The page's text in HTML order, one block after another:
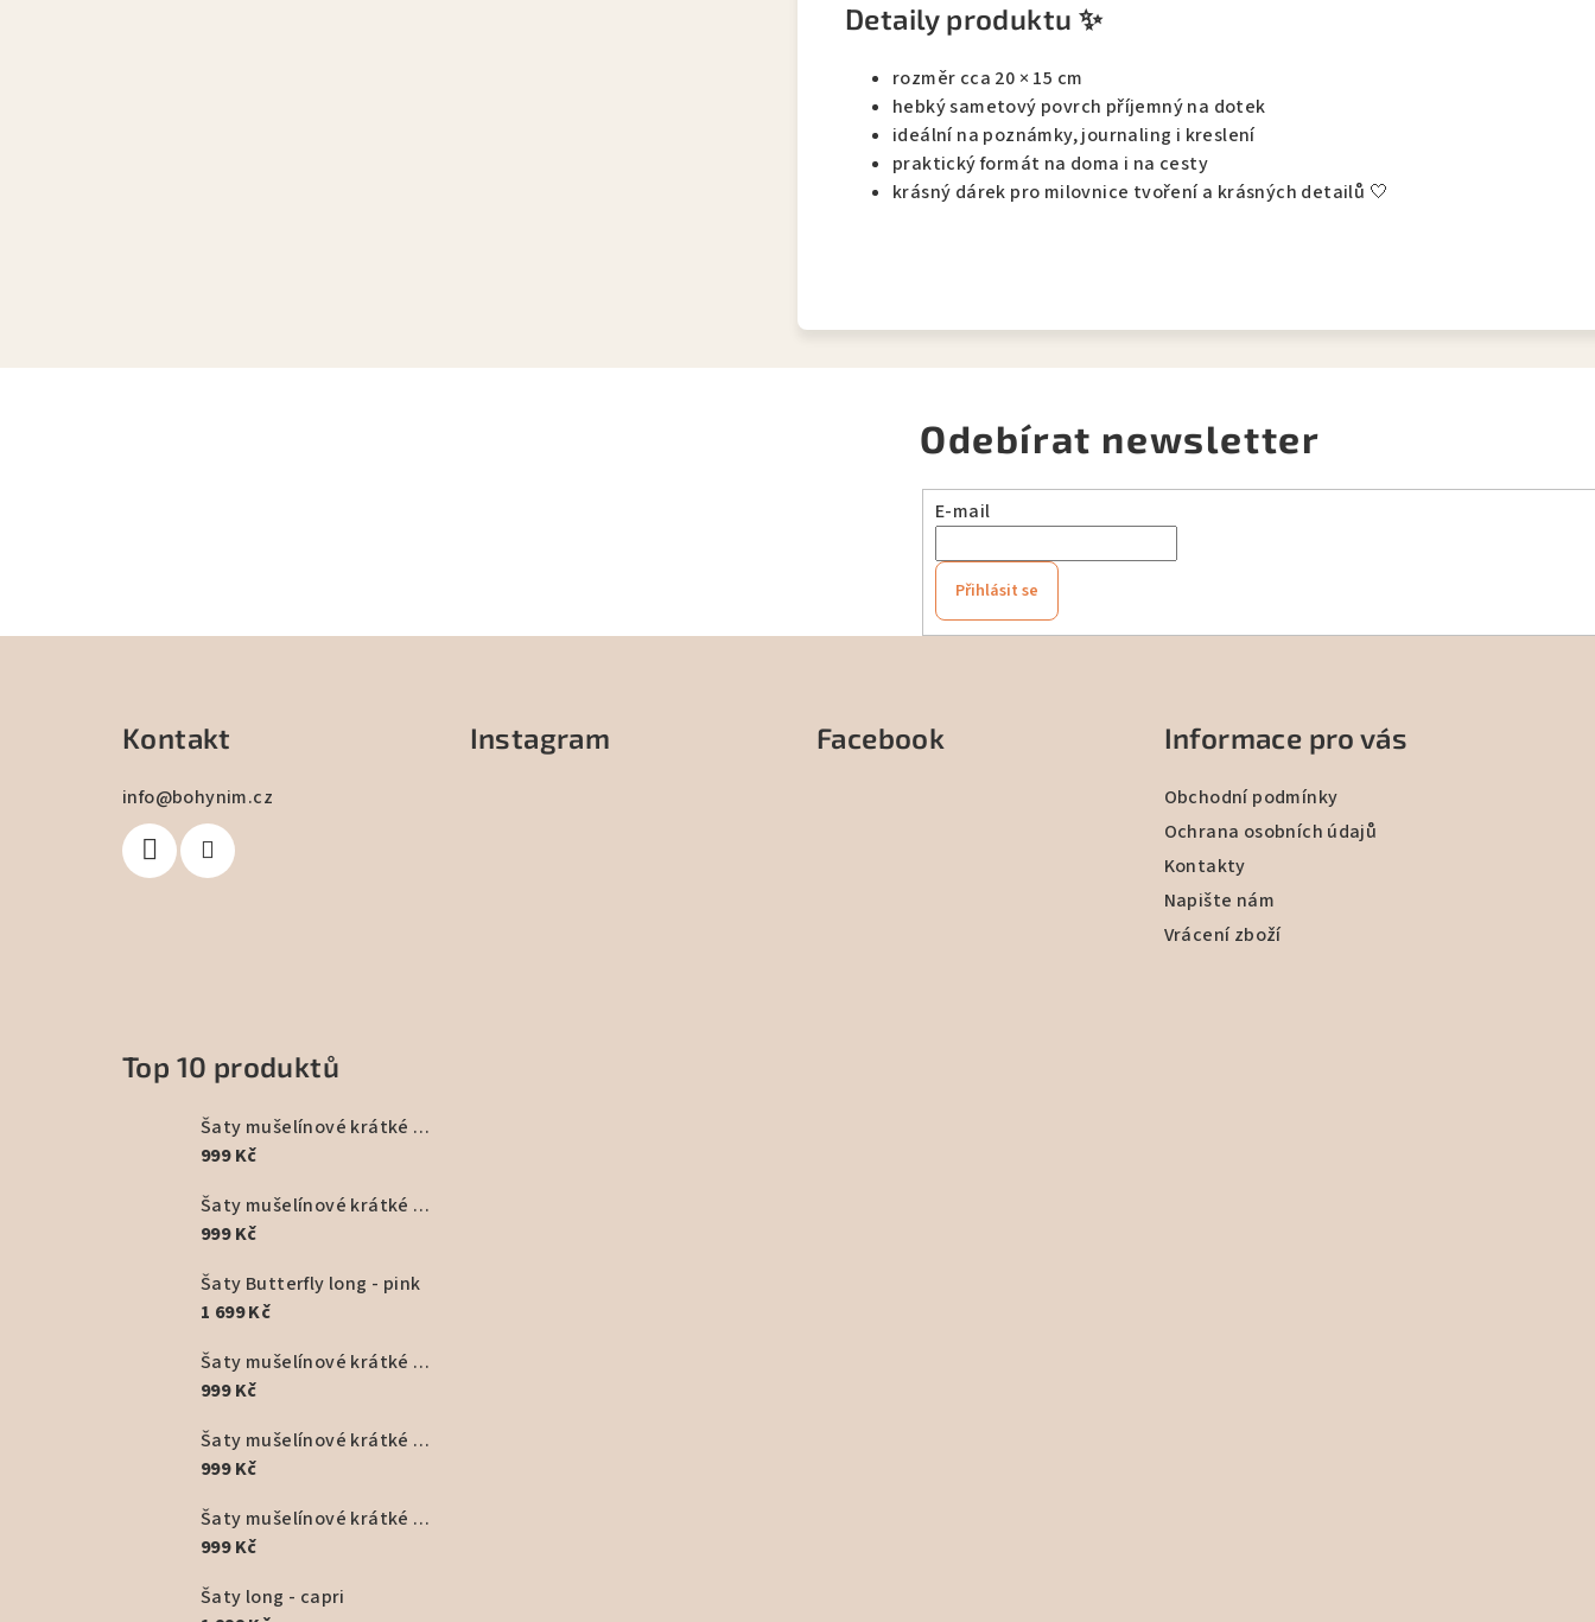
Detaily produktu ✨
rozměr cca 20 × 15 cm
hebký sametový povrch příjemný na dotek
ideální na poznámky, journaling i kreslení
praktický formát na doma i na cesty
krásný dárek pro milovnice tvoření a krásných detailů 🤍
Odebírat newsletter
E-mail
Přihlásit se
Kontakt
info@bohynim.cz
Instagram Facebook Informace pro vás
Obchodní podmínky
Ochrana osobních údajů
Kontakty
Napište nám
Vrácení zboží
Top 10 produktů
Šaty mušelínové krátké - fialová
999 Kč
Šaty mušelínové krátké černé
999 Kč
Šaty Butterfly long - pink
1 699 Kč
Šaty mušelínové krátké - starorůžové
999 Kč
Šaty mušelínové krátké - béžové
999 Kč
Šaty mušelínové krátké - žlutá
999 Kč
Šaty long - capri